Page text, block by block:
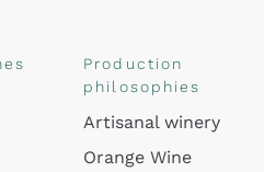
Production
philosophies
Artisanal winery
Orange Wine